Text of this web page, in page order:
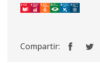
Compartir: